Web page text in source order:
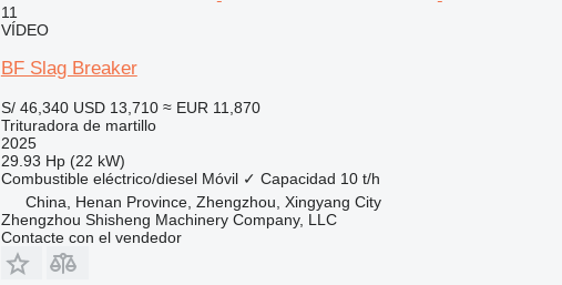
11
VÍDEO
BF Slag Breaker
S/ 46,340 USD 13,710 ≈ EUR 11,870
Trituradora de martillo
2025
29.93 Hp (22 kW)
Combustible eléctrico/diesel Móvil ✓ Capacidad 10 t/h
China, Henan Province, Zhengzhou, Xingyang City
Zhengzhou Shisheng Machinery Company, LLC
Contacte con el vendedor